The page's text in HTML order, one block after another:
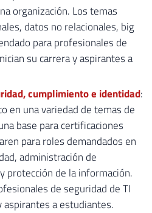
organización. Los temas
datos no relacionales, big
para profesionales de
su carrera y aspirantes a
cumplimiento e identidad:
en una variedad de temas de
base para certificaciones
para roles demandados en
administración de
protección de la información.
de seguridad de TI
aspirantes a estudiantes.